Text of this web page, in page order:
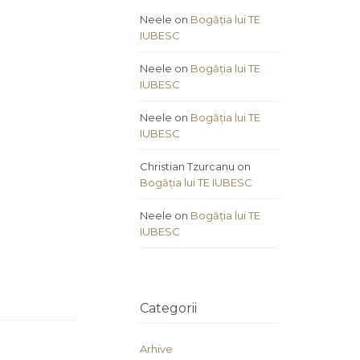
Neele on Bogăția lui TE
IUBESC
Neele on Bogăția lui TE
IUBESC
Neele on Bogăția lui TE
IUBESC
Christian Tzurcanu on
Bogăția lui TE IUBESC
Neele on Bogăția lui TE
IUBESC
Categorii
Arhive